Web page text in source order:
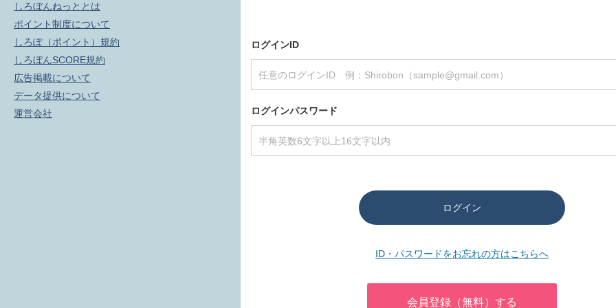
しろぼんねっととは
ポイント制度について
しろぽ（ポイント）規約
しろぼんSCORE規約
広告掲載について
データ提供について
運営会社
ログインID
ログインパスワード
ログイン
ID・パスワードをお忘れの方はこちらへ
会員登録（無料）する